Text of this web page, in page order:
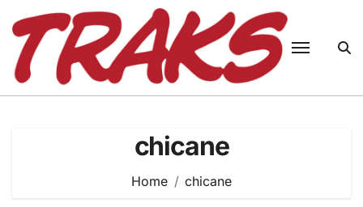
content
chicane
Home chicane